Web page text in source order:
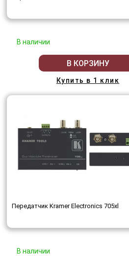
В наличии
В КОРЗИНУ
Купить в 1 клик
Передатчик Kramer Electronics 705xl
В наличии